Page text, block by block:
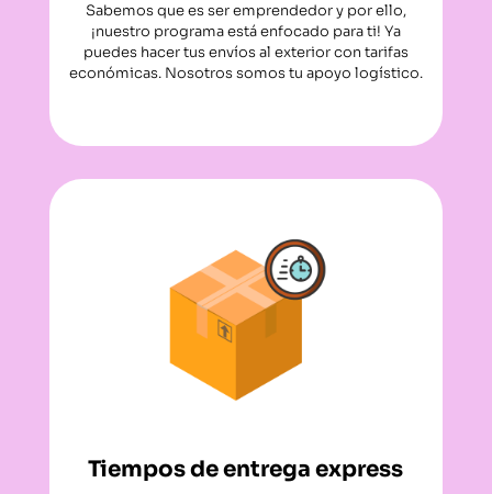
Sabemos que es ser emprendedor y por ello,
¡nuestro programa está enfocado para ti! Ya
puedes hacer tus envíos al exterior con tarifas
económicas. Nosotros somos tu apoyo logístico.
Tiempos de entrega express